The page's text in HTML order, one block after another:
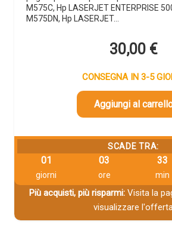
M575C, Hp LASERJET ENTERPRISE
M575DN, Hp LASERJET…
30,00 €
CONSEGNA IN 3-5
Aggiungi al
SCADE TRA:
01
giorni
03
ore
33
min
Più acquisti, più risparmi:Visita la
visualizzare